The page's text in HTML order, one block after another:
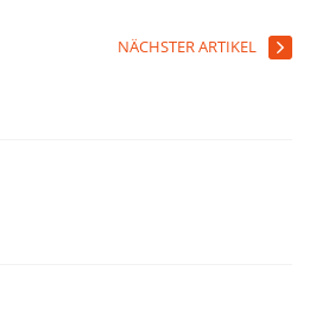
NÄCHSTER ARTIKEL